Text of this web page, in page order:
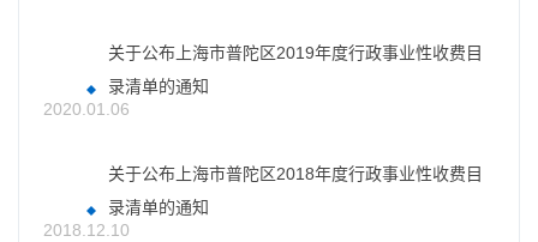
关于公布上海市普陀区2019年度行政事业性收费目
录清单的通知
2020.01.06
关于公布上海市普陀区2018年度行政事业性收费目
录清单的通知
2018.12.10